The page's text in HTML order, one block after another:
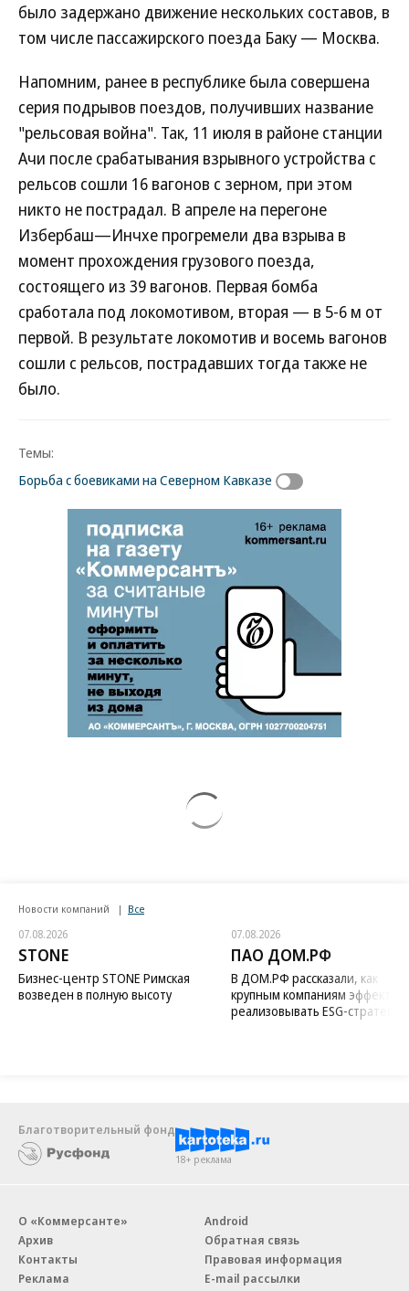
было задержано движение нескольких составов, в
том числе пассажирского поезда Баку — Москва.
Напомним, ранее в республике была совершена
серия подрывов поездов, получивших название
"рельсовая война". Так, 11 июля в районе станции
Ачи после срабатывания взрывного устройства с
рельсов сошли 16 вагонов с зерном, при этом
никто не пострадал. В апреле на перегоне
Избербаш—Инчхе прогремели два взрыва в
момент прохождения грузового поезда,
состоящего из 39 вагонов. Первая бомба
сработала под локомотивом, вторая — в 5-6 м от
первой. В результате локомотив и восемь вагонов
сошли с рельсов, пострадавших тогда также не
было.
Темы:
Борьба с боевиками на Северном Кавказе
Новости компаний Все
07.08.2026
STONE
Бизнес-центр STONE Римская
возведен в полную высоту
07.08.2026
ПАО ДОМ.РФ
В ДОМ.РФ рассказали, как
крупным компаниям
реализовывать ESG-стратегию
Благотворительный фонд
18+ реклама
О «Коммерсанте»
Архив
Контакты
Реклама
Android
Обратная связь
Правовая информация
E-mail рассылки